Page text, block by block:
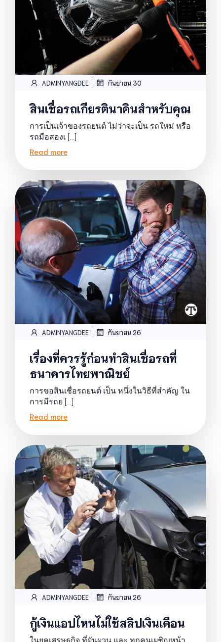
ADMINYANGDEE | กันยายน 30
สินเชื่อรถเกียรตินาคินสำหรับคุณ
การเป็นเจ้าของรถยนต์ ไม่ว่าจะเป็น รถใหม่ หรือ
รถมือสองเ […]
Read more
ADMINYANGDEE | กันยายน 26
เรื่องที่ควรรู้ก่อนทำสินเชื่อรถที่
ธนาคารไทยพาณิชย์
การขอสินเชื่อรถยนต์ เป็น หนึ่งในวิธีที่สำคัญ ใน
การมีรถย […]
Read more
ADMINYANGDEE | กันยายน 26
กู้เงินแอปไหนไม่ใช้สลิปเงินเดือน